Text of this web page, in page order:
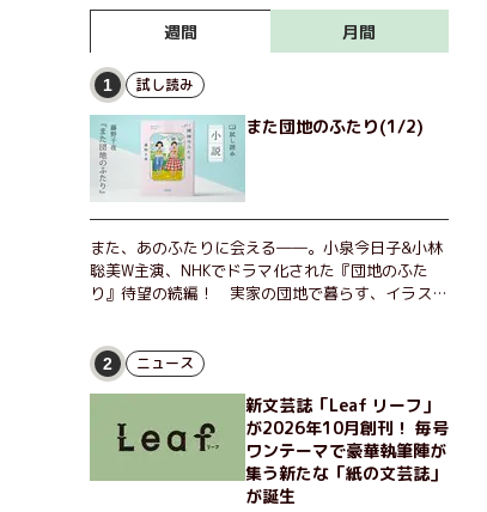
週間 月間
1 試し読み
また団地のふたり(1/2)
また、あのふたりに会える――。小泉今日子&小林
聡美W主演、NHKでドラマ化された『団地のふた
り』待望の続編！ 実家の団地で暮らす、イラスト
ょっとした贅沢を楽しんだり、近所のおばちゃんの
恋バナを聞いてあげたり、部屋でふたりだけの「台
湾映画祭」を催したり。50代独身、幼なじみの変
わらぬ友情とささやかな幸せの日々を描く。
2 ニュース
新文芸誌「Leaf リーフ」
が2026年10月創刊！ 毎号
ワンテーマで豪華執筆陣が
集う新たな「紙の文芸誌」
が誕生